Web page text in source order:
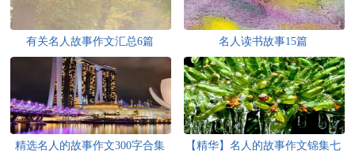
有关名人故事作文汇总6篇 名人读书故事15篇
精选名人的故事作文300字合集
【精华】名人的故事作文锦集七